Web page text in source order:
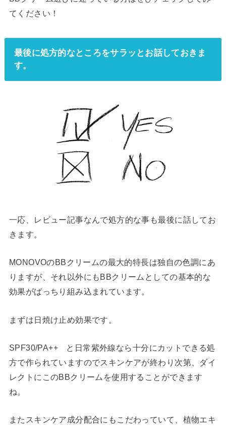
てください！
最後に処方的なところをサラッとお話しておきま
す。
一応、レビュー記事なんで処方的な事も最後に話してお
きます。
MONOVOのBBクリームの最大的特長は独自の色調にあ
りますが、それ以外にもBBクリームとしての基本的な
効果がばっちり組み込まれています。
まずは日焼け止め効果です。
SPF30/PA++ と日常紫外線なら十分にカットできる処
方で作られていますのでスキンケアが終わり次第、ダイ
レクトにこのBBクリームを使用することができます
ね。
またスキンケア成分配合にもこだわっていて、植物エキ